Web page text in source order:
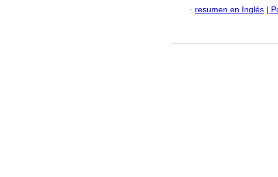
· resumen en Inglés |